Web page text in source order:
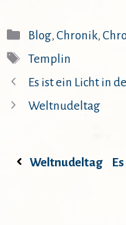
Kategorien
Blog, Chronik,
Schlagwörter
Templin
Es ist ein Licht in
Weltnudeltag
Weltnudeltag